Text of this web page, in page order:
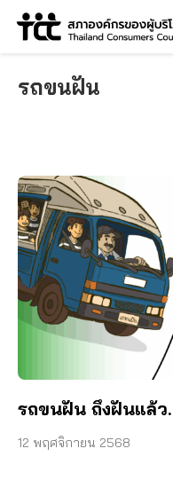
Skip
รถขนฝัน
รถขนฝัน ถึงฝันแล้
12 พฤศจิกายน 2568